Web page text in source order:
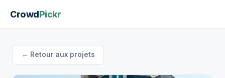
CrowdPickr
← Retour aux projets